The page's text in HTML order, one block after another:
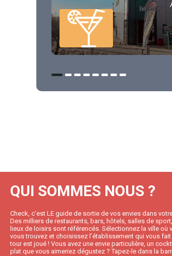
QUI SOMMES NOUS ?
Check, c’est LE guide de sortie de vos envies dans
Des milliers de restaurants, bars, hôtels, salles de
lieux de loisirs sont référencés. Sélectionnez la ville où
vous trouvez et choisissez l’établissement qui vous fait
tour est joué ! Vous avez une envie particulière, un
plat que vous aimeriez dégustez ? Tapez-le dans la